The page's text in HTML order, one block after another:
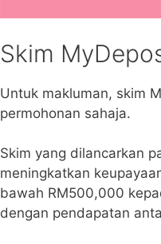
Skim
Untuk makluman, skim
permohonan sahaja.
Skim yang dilancarkan
meningkatkan
bawah RM500,000
dengan pendapatan